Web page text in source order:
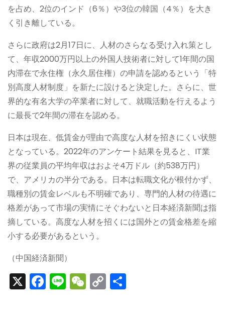
を占め、2位のインド（6％）や3位の韓国（4％）を大き
く引き離している。
さらに政府は2月17日に、人材のさらなる受け入れ策とし
て、年収2000万円以上の外国人技術者に対して1年間の国
内滞在で永住権（永久居住権）の申請を認めるという「特
別高度人材制度」を新たに設けると決定した。さらに、世
界的な有名大学の卒業者に対して、就職活動を行えるよう
に最長で2年間の滞在を認める。
日本は現在、低賃金が理由で高度な人材を招きにくい状態
となっている。2022年のアンケート結果を見ると、IT業
界の従業員の平均年収はおよそ4万ドル（約538万円）
で、アメリカの半分である。日本は転職文化が根付かず、
職種別の賃金レベルも不明確であり、専門的人材の待遇に
格差があって市場の実情にそぐわないと日本経済新聞は指
摘している。高度な人材を招くには国外との賃金格差を縮
小する必要があるという。
（中国経済新聞）
X F
a
Li
n
W
e
C
o